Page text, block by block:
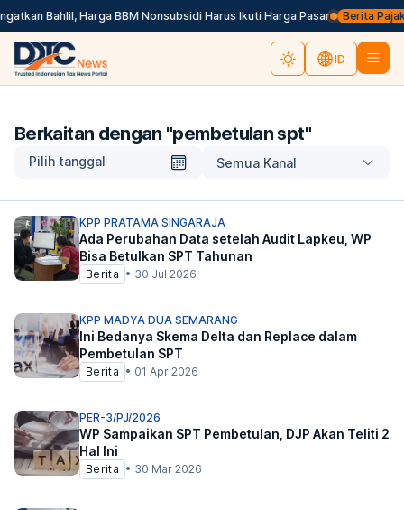
Bahlil, Harga BBM Nonsubsidi Harus Ikuti Harga Pasar Berita Pajak
ID
Berkaitan dengan "pembetulan spt"
Pilih tanggal Semua Kanal
KPP PRATAMA SINGARAJA
Ada Perubahan Data setelah Audit Lapkeu, WP
Bisa Betulkan SPT Tahunan
Berita • 30 Jul 2026
KPP MADYA DUA SEMARANG
Ini Bedanya Skema Delta dan Replace dalam
Pembetulan SPT
Berita • 01 Apr 2026
PER-3/PJ/2026
WP Sampaikan SPT Pembetulan, DJP Akan Teliti 2
Hal Ini
Berita • 30 Mar 2026